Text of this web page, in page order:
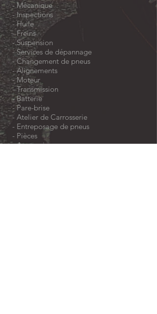
-Mécanique
-Inspections
-Huile
-Freins
- Suspension
- Services de dépannage
- Changement de pneus
- Alignements
-Moteur
-Transmission
- Batterie
-Pare-brise
- Atelier de Carrosserie
- Entreposage de pneus
- Pièces
-Accessoires